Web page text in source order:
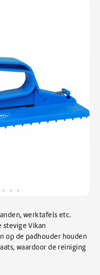
werktafels etc.
stevige Vikan
op de padhouder houden
waardoor de reiniging